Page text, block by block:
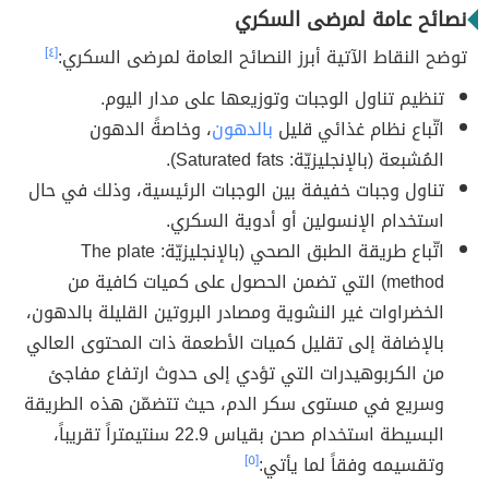
نصائح عامة لمرضى السكري
توضح النقاط الآتية أبرز النصائح العامة لمرضى السكري:[٤]
تنظيم تناول الوجبات وتوزيعها على مدار اليوم.
اتّباع نظام غذائي قليل بالدهون، وخاصةً الدهون
المُشبعة (بالإنجليزيّة: Saturated fats).
تناول وجبات خفيفة بين الوجبات الرئيسية، وذلك في حال
استخدام الإنسولين أو أدوية السكري.
اتّباع طريقة الطبق الصحي (بالإنجليزيّة: The plate
method) التي تضمن الحصول على كميات كافية من
الخضراوات غير النشوية ومصادر البروتين القليلة بالدهون،
بالإضافة إلى تقليل كميات الأطعمة ذات المحتوى العالي
من الكربوهيدرات التي تؤدي إلى حدوث ارتفاع مفاجئ
وسريع في مستوى سكر الدم، حيث تتضمّن هذه الطريقة
البسيطة استخدام صحن بقياس 22.9 سنتيمتراً تقريباً،
وتقسيمه وفقاً لما يأتي:[٥]